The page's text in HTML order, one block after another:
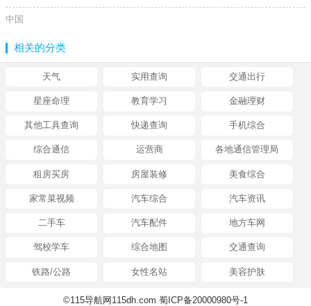
中国
相关的分类
天气 实用查询 交通出行
星座命理 教育学习 金融理财
其他工具查询 快递查询 手机综合
综合通信 运营商 各地通信管理局
租房买房 房屋装修 美食综合
家常菜视频 汽车综合 汽车资讯
二手车 汽车配件 地方车网
驾校学车 综合地图 交通查询
铁路/公路 女性名站 美容护肤
©115导航网115dh.com 蜀ICP备20000980号-1